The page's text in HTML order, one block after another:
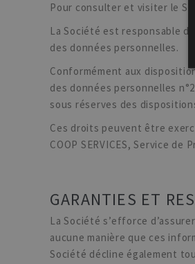
Pour consulter et visiter le
La Société est responsable
des données personnelles.
Conformément aux
des données personnelles
sous réserves des
Ces droits peuvent être
COOP SERVICES, Service
GARANTIES ET
La Société s’efforce
aucune manière que ces
Société décline également